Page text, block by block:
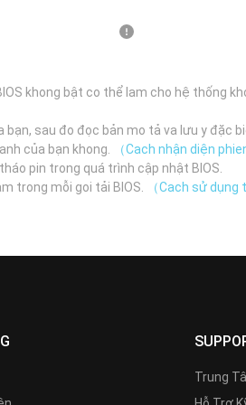
khong bật co thể lam cho hệ thống
sau đo đọc bản mo tả va lưu y
của bạn khong.
（Cach nhận diện
pin trong quá trình cập nhật BIOS.
trong mỗi goi tải BIOS.
（Cach sử dụng
Trung